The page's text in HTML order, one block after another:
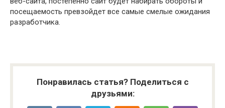
посещаемость превзойдет все самые смелые ожидания
разработчика.
Понравилась статья? Поделиться с
друзьями: